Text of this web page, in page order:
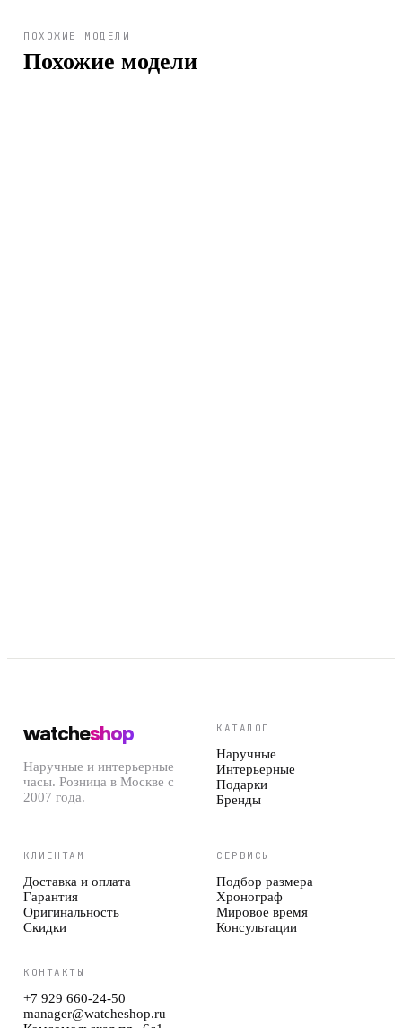
ПОХОЖИЕ МОДЕЛИ
Похожие модели
watcheshop
Наручные и интерьерные
часы. Розница в Москве с
2007 года.
КАТАЛОГ
Наручные
Интерьерные
Подарки
Бренды
КЛИЕНТАМ
Доставка и оплата
Гарантия
Оригинальность
Скидки
СЕРВИСЫ
Подбор размера
Хронограф
Мировое время
Консультации
КОНТАКТЫ
+7 929 660-24-50
manager@watcheshop.ru